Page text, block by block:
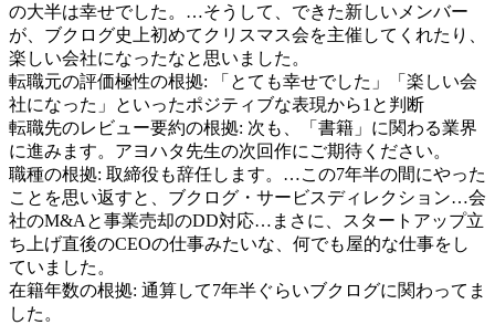
の大半は幸せでした。…そうして、できた新しいメンバー
が、ブクログ史上初めてクリスマス会を主催してくれたり、
楽しい会社になったなと思いました。
転職元の評価極性の根拠:
「とても幸せでした」「楽しい会
社になった」といったポジティブな表現から1と判断
転職先のレビュー要約の根拠: 次も、「書籍」に関わる業界
に進みます。アヨハタ先生の次回作にご期待ください。
職種の根拠: 取締役も辞任します。…この7年半の間にやった
ことを思い返すと、ブクログ・サービスディレクション…会
社のM&Aと事業売却のDD対応…まさに、スタートアップ立
ち上げ直後のCEOの仕事みたいな、何でも屋的な仕事をし
ていました。
在籍年数の根拠: 通算して7年半ぐらいブクログに関わってま
した。